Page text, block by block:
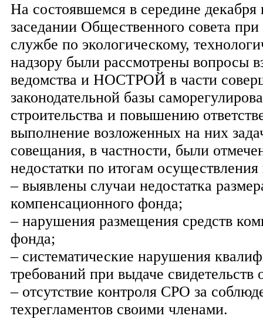
На состоявшемся в середине декабря
заседании Общественного совета
службе по экологическому,
надзору были рассмотрены вопросы
ведомства и НОСТРОЙ в части
законодательной базы
строительства и повышению
выполнение возложенных на них
совещания, в частности, были
недостатки по итогам
– выявлены случаи недостатка
компенсационного фонда;
– нарушения размещения средств
фонда;
– систематические нарушения
требований при выдаче свидетельств
– отсутствие контроля СРО за
техрегламентов своими членами.